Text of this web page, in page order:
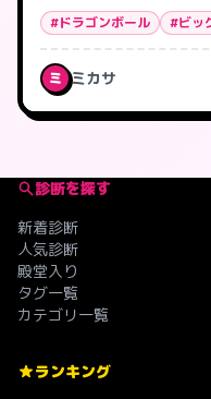
#ドラゴンボール #ビッ
ミ ミカサ
診断を探す
新着診断
人気診断
殿堂入り
タグ一覧
カテゴリ一覧
ランキング